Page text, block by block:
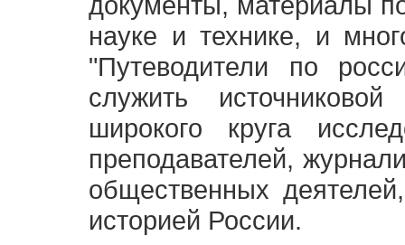
науке и технике, и
"Путеводители по
служить
широкого круга
преподавателей,
общественных
историей России.